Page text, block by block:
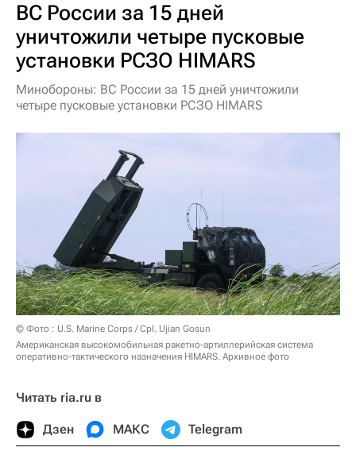
ВС России за 15 дней
уничтожили четыре пусковые
установки РСЗО HIMARS
Минобороны: ВС России за 15 дней уничтожили
четыре пусковые установки РСЗО HIMARS
© Фото : U.S. Marine Corps / Cpl. Ujian Gosun
Американская высокомобильная ракетно-артиллерийская система
оперативно-тактического назначения HIMARS. Архивное фото
Читать ria.ru в
Дзен МАКС Telegram